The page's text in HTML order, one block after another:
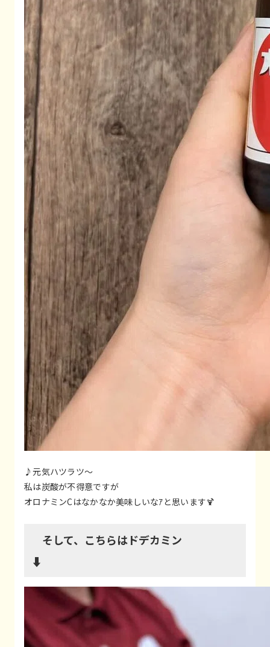
♪元気ハツラツ～
私は炭酸が不得意ですが
オロナミンCはなかなか美味しいなｱと思います🍹
そして、こちらはドデカミン
⬇️